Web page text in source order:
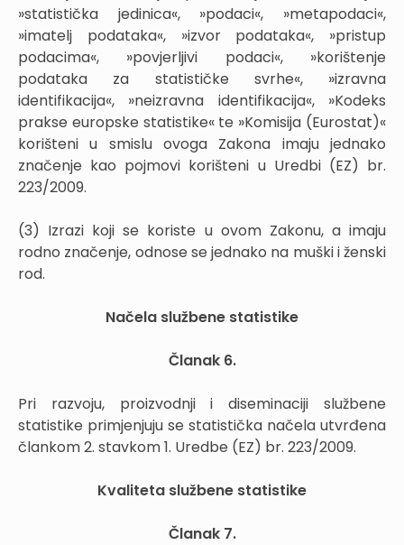
»statistička jedinica«, »podaci«, »metapodaci«,
»imatelj podataka«, »izvor podataka«, »pristup
podacima«, »povjerljivi podaci«, »korištenje
podataka za statističke svrhe«, »izravna
identifikacija«, »neizravna identifikacija«, »Kodeks
prakse europske statistike« te »Komisija (Eurostat)«
korišteni u smislu ovoga Zakona imaju jednako
značenje kao pojmovi korišteni u Uredbi (EZ) br.
223/2009.
(3) Izrazi koji se koriste u ovom Zakonu, a imaju
rodno značenje, odnose se jednako na muški i ženski
rod.
Načela službene statistike
Članak 6.
Pri razvoju, proizvodnji i diseminaciji službene
statistike primjenjuju se statistička načela utvrđena
člankom 2. stavkom 1. Uredbe (EZ) br. 223/2009.
Kvaliteta službene statistike
Članak 7.